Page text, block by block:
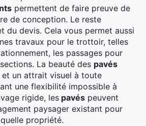
permettent de faire preuve de
de conception. Le reste
du devis. Cela vous permet aussi
travaux pour le trottoir, telles
les passages pour
La beauté des pavés
un attrait visuel à toute
une flexibilité impossible à
rigide, les pavés peuvent
paysager existant pour
propriété.